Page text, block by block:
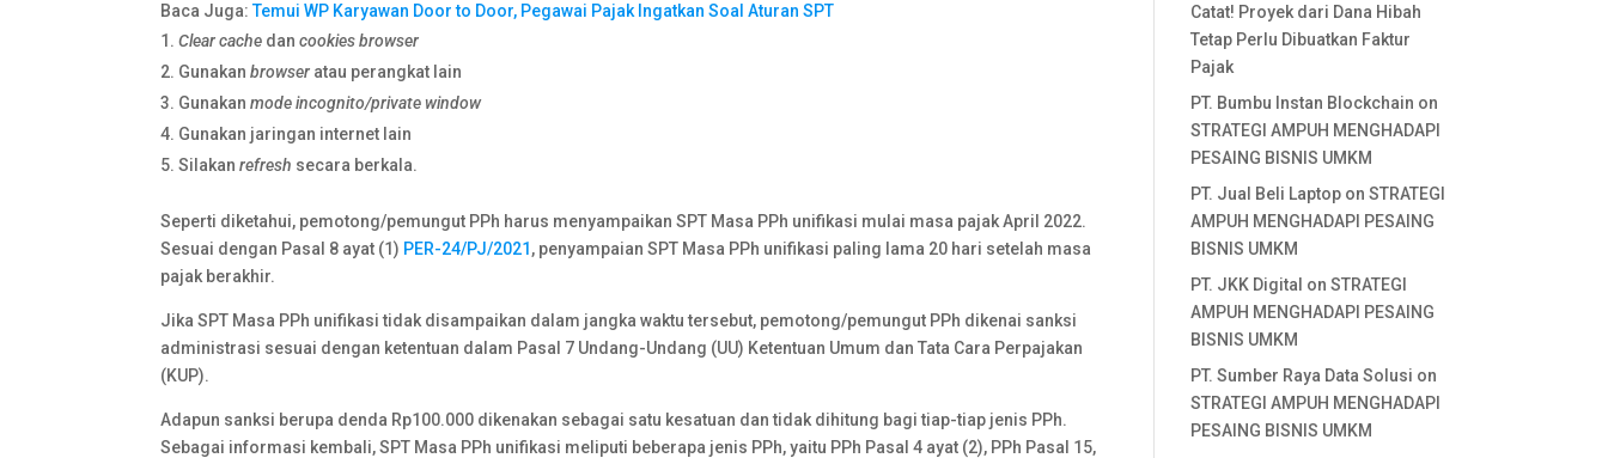
Baca Juga:Temui WP Karyawan Door to Door, Pegawai Pajak Ingatkan Soal Aturan SPT
Clear cache dancookies browser
Gunakanbrowser atau perangkat lain
Gunakanmode incognito/private window
Gunakan jaringan internet lain
Silakanrefresh secara berkala.
Seperti diketahui, pemotong/pemungut PPh harus menyampaikan SPT Masa PPh unifikasi mulai masa pajak April 2022.
Sesuai dengan Pasal 8 ayat (1) PER-24/PJ/2021 , penyampaian SPT Masa PPh unifikasi paling lama 20 hari setelah masa
pajak berakhir.
Jika SPT Masa PPh unifikasi tidak disampaikan dalam jangka waktu tersebut, pemotong/pemungut PPh dikenai sanksi
administrasi sesuai dengan ketentuan dalam Pasal 7 Undang-Undang (UU) Ketentuan Umum dan Tata Cara Perpajakan
(KUP).
Adapun sanksi berupa denda Rp100.000 dikenakan sebagai satu kesatuan dan tidak dihitung bagi tiap-tiap jenis PPh.
Sebagai informasi kembali, SPT Masa PPh unifikasi meliputi beberapa jenis PPh, yaitu PPh Pasal 4 ayat (2), PPh Pasal 15,
Catat! Proyek dari Dana Hibah
Tetap Perlu Dibuatkan Faktur
Pajak
PT. Bumbu Instan Blockchain on
STRATEGI AMPUH MENGHADAPI
PESAING BISNIS UMKM
PT. Jual Beli Laptopon STRATEGI
AMPUH MENGHADAPI PESAING
BISNIS UMKM
PT. JKK Digital on STRATEGI
AMPUH MENGHADAPI PESAING
BISNIS UMKM
PT. Sumber Raya Data Solusi on
STRATEGI AMPUH MENGHADAPI
PESAING BISNIS UMKM